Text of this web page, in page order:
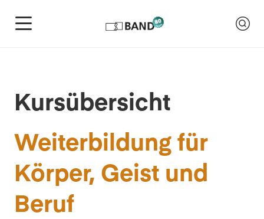
Kursübersicht
Weiterbildung für
Körper, Geist und
Beruf